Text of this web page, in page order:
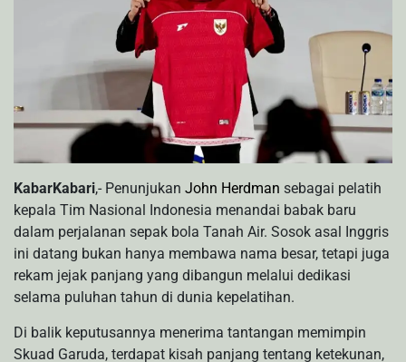
KabarKabari,- Penunjukan John Herdman sebagai pelatih
kepala Tim Nasional Indonesia menandai babak baru
dalam perjalanan sepak bola Tanah Air. Sosok asal Inggris
ini datang bukan hanya membawa nama besar, tetapi juga
rekam jejak panjang yang dibangun melalui dedikasi
selama puluhan tahun di dunia kepelatihan.
Di balik keputusannya menerima tantangan memimpin
Skuad Garuda, terdapat kisah panjang tentang ketekunan,